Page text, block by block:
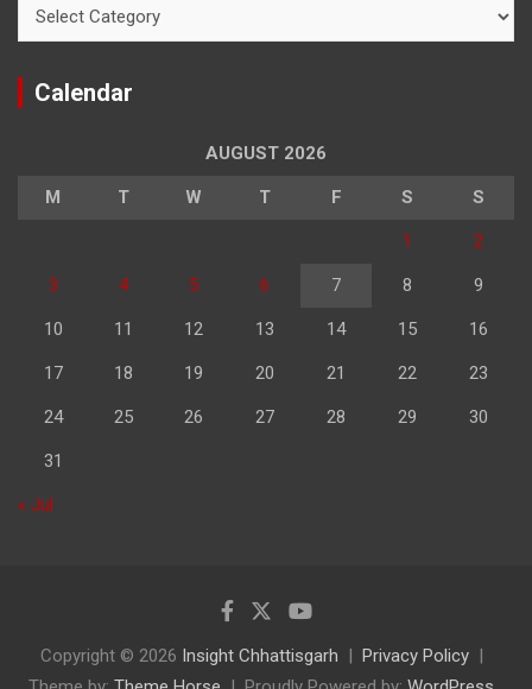
Calendar
AUGUST 2026
M T W T F S S
1 2
3 4 5 6 7 8 9
10 11 12 13 14 15 16
17 18 19 20 21 22 23
24 25 26 27 28 29 30
31
« Jul
Copyright © 2026 Insight Chhattisgarh
Privacy Policy